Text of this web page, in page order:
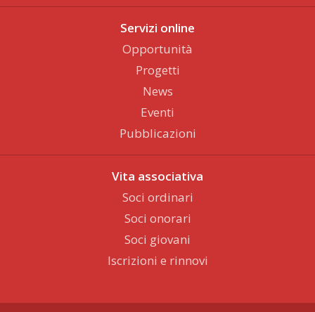
Servizi online
Opportunità
Progetti
News
Eventi
Pubblicazioni
Vita associativa
Soci ordinari
Soci onorari
Soci giovani
Iscrizioni e rinnovi